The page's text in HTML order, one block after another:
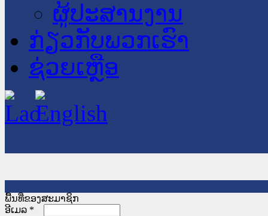
ຜູ້ປະສານງານ
ກ່ຽວກັບພວກເຮົາ
ຊ່ວຍເຫຼືອ
ພື້ນທີ່ຂອງສະມາຊິກ
ອີເມລ *